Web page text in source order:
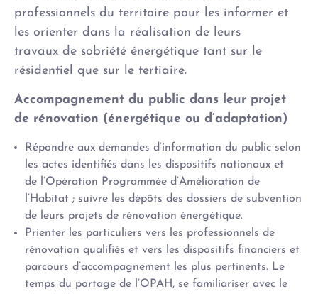
professionnels du territoire pour les informer et
les orienter dans la réalisation de leurs
travaux de sobriété énergétique tant sur le
résidentiel que sur le tertiaire.
Accompagnement du public dans leur projet
de rénovation (énergétique ou d’adaptation)
Répondre aux demandes d’information du public selon
les actes identifiés dans les dispositifs nationaux et
de l’Opération Programmée d’Amélioration de
l’Habitat ; suivre les dépôts des dossiers de subvention
de leurs projets de rénovation énergétique.
Prienter les particuliers vers les professionnels de
rénovation qualifiés et vers les dispositifs financiers et
parcours d’accompagnement les plus pertinents. Le
temps du portage de l’OPAH, se familiariser avec le